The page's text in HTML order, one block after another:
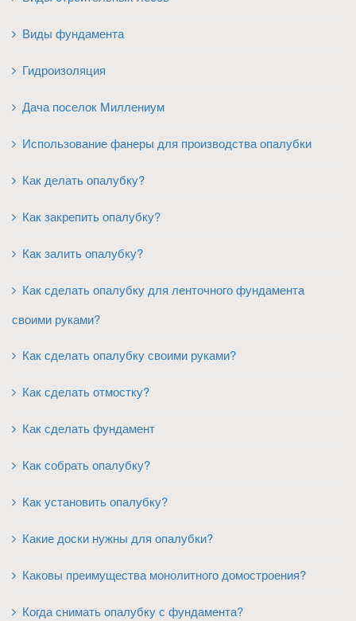
Виды фундамента
Гидроизоляция
Дача поселок Миллениум
Использование фанеры для производства опалубки
Как делать опалубку?
Как закрепить опалубку?
Как залить опалубку?
Как сделать опалубку для ленточного фундамента
своими руками?
Как сделать опалубку своими руками?
Как сделать отмостку?
Как сделать фундамент
Как собрать опалубку?
Как установить опалубку?
Какие доски нужны для опалубки?
Каковы преимущества монолитного домостроения?
Когда снимать опалубку с фундамента?